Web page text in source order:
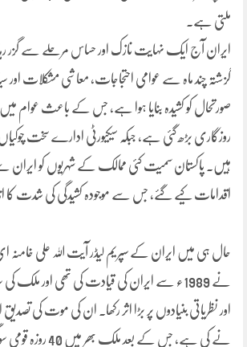
ملتی ہے۔
ایران آج ایک نہایت نازک اور حساس مرحلے سے گزر
گزشتہ چند ماہ سے عوامی احتجاجات، معاشی مشکلات
صورتحال کو کشیدہ بنایا ہوا ہے، جس کے باعث عوام
روزگاری بڑھ گئی ہے، جبکہ سیکیورٹی ادارے سخت
ہیں۔ پاکستان سمیت کئی ممالک کے شہریوں کو ایران
اقدامات کیے گئے، جس سے موجودہ کشیدگی کی شدت کا
حال ہی میں ایران کے سپریم لیڈر آیت اللہ علی خامنہ
نے 1989ء سے ایران کی قیادت کی تھی اور ملک
اور نظریاتی بنیادوں پر بڑا اثر رکھا۔ ان کی موت کی
نے کی ہے، جس کے بعد